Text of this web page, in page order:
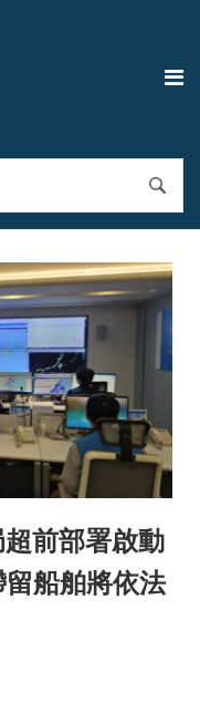
前部署啟動
船舶將依法